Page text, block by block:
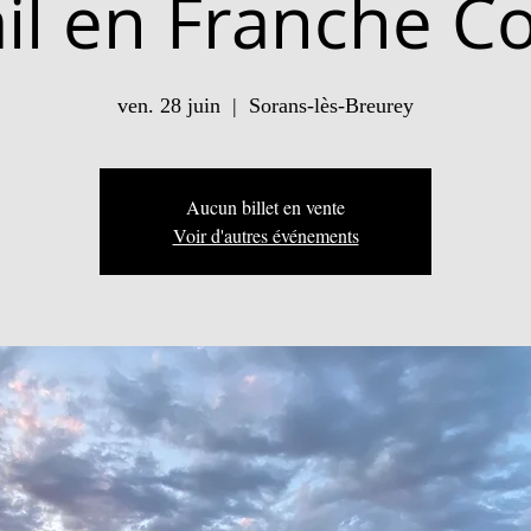
en Franche
ven. 28 juin
  |
Sorans-lès-Breurey
Aucun billet en vente
Voir d'autres événements